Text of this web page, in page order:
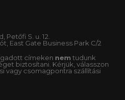
Petőfi S. u. 12.
East Gate Business Park C/2
címeken nem tudunk
biztosítani. Kérjük, válasszon
vagy csomagpontra szállítási